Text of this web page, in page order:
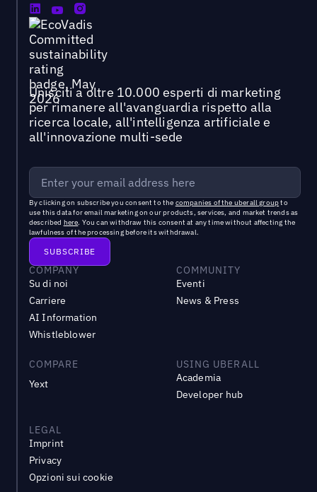
Unisciti a oltre 10.000 esperti di marketing
per rimanere all'avanguardia rispetto alla
ricerca locale, all'intelligenza artificiale e
all'innovazione multi-sede
By clicking on subscribe you consent to the companies of the uberall groupto
use this data for email marketing on our products, services, and market trends as
described here. You can withdraw this consent at any time without affecting the
lawfulness of the processing before its withdrawal.
COMPANY
Su di noi
Carriere
AI Information
Whistleblower
COMMUNITY
Eventi
News & Press
COMPARE
Yext
USING UBERALL
Academia
Developer hub
LEGAL
Imprint
Privacy
Opzioni sui cookie